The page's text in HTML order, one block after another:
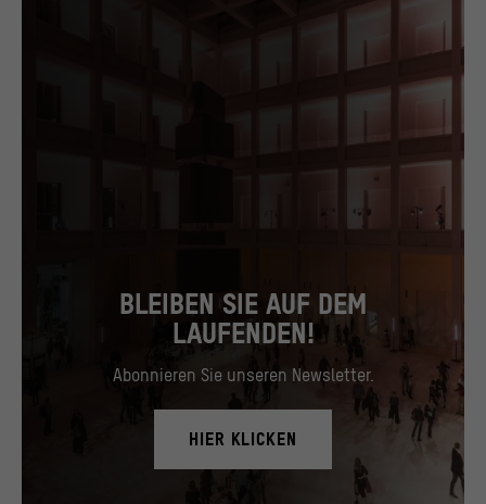
BLEIBEN SIE AUF DEM
LAUFENDEN!
Abonnieren Sie unseren Newsletter.
HIER KLICKEN
unserer Webseite interagieren, indem Informationen